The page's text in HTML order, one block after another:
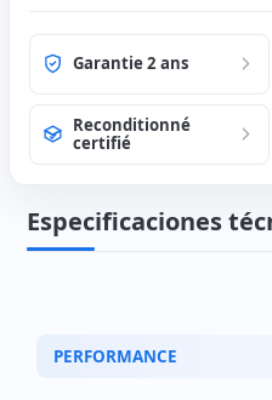
Garantie 2 ans
Reconditionné
certifié
Especificaciones
PERFORMANCE